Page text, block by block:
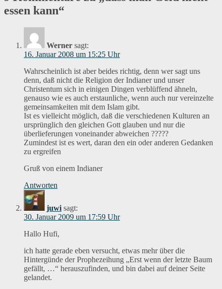
essen kann“
Werner sagt:
16. Januar 2008 um 15:25 Uhr
Wahrscheinlich ist aber beides richtig, denn wer sagt uns
denn, daß nicht die Religion der Indianer und unser
Christentum sich in einigen Dingen verblüffend ähneln,
genauso wie es auch erstaunliche, wenn auch nur vereinzelte
gemeinsamkeiten mit dem Islam gibt.
Ist es vielleicht möglich, daß die verschiedenen Kulturen an
ursprünglich den gleichen Gott glauben und nur die
überlieferungen voneinander abweichen ?????
Zumindest ist es wert, daran den ein oder anderen Gedanken
zu ergreifen
Gruß von einem Indianer
Antworten
juwi sagt:
30. Januar 2009 um 17:59 Uhr
Hallo Hufi,
ich hatte gerade eben versucht, etwas mehr über die
Hintergünde der Prophezeihung „Erst wenn der letzte Baum
gefällt, …“ herauszufinden, und bin dabei auf deiner Seite
gelandet.